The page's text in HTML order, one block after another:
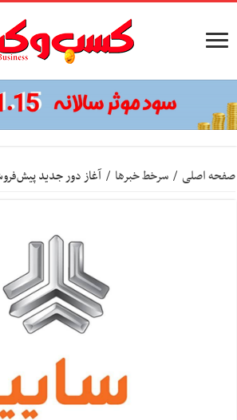
صفحه اصلی / سرخط خبرها / آغاز دور جدید